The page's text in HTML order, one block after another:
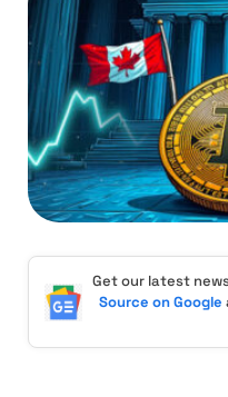
Get our latest
Source on Google